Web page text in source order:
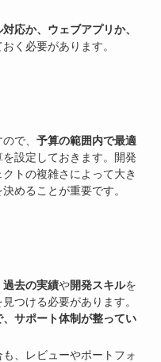
応か、ウェブアプリか、
く必要があります。
で、 予算の範囲内で最適
設定しておきます。開発
トの複雑さによって大き
めることが重要です。
過去の実績や開発スキルを
つける必要があります。
、サポート体制が整ってい
、レビューやポートフォ